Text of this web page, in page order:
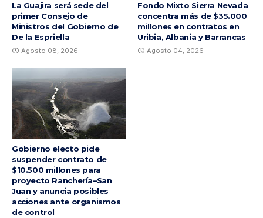
La Guajira será sede del
primer Consejo de
Ministros del Gobierno de
De la Espriella
Agosto 08, 2026
Fondo Mixto Sierra Nevada
concentra más de $35.000
millones en contratos en
Uribia, Albania y Barrancas
Agosto 04, 2026
Gobierno electo pide
suspender contrato de
$10.500 millones para
proyecto Ranchería–San
Juan y anuncia posibles
acciones ante organismos
de control